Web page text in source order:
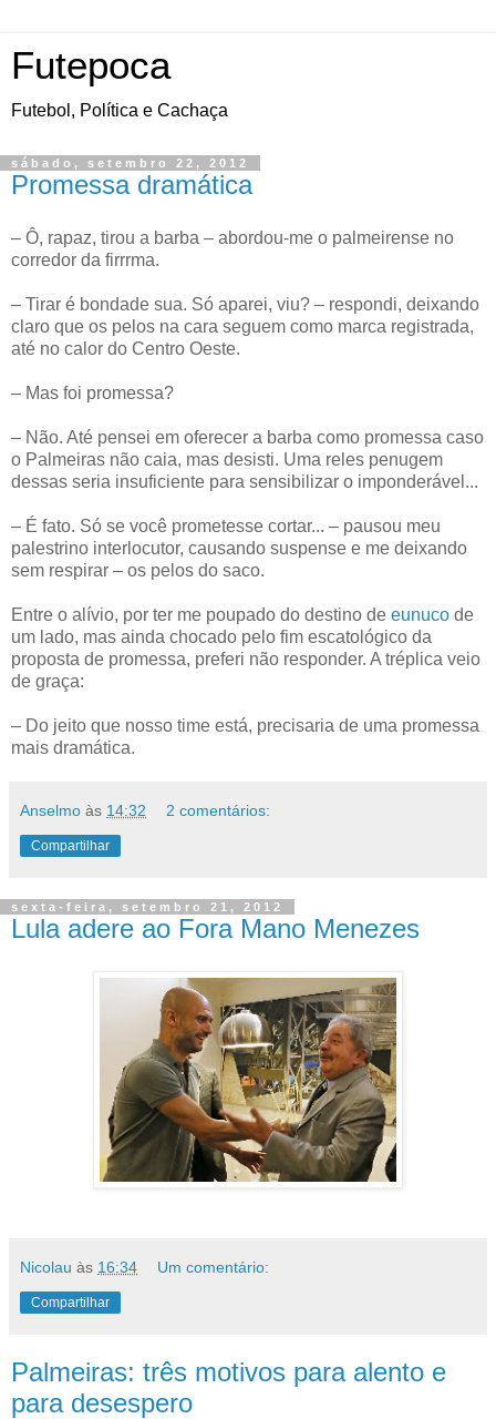
Futepoca
Futebol, Política e Cachaça
sábado, setembro 22, 2012
Promessa dramática
– Ô, rapaz, tirou a barba – abordou-me o palmeirense no
corredor da firrrma.
– Tirar é bondade sua. Só aparei, viu? – respondi, deixando
claro que os pelos na cara seguem como marca registrada,
até no calor do Centro Oeste.
– Mas foi promessa?
– Não. Até pensei em oferecer a barba como promessa caso
o Palmeiras não caia, mas desisti. Uma reles penugem
dessas seria insuficiente para sensibilizar o imponderável...
– É fato. Só se você prometesse cortar... – pausou meu
palestrino interlocutor, causando suspense e me deixando
sem respirar – os pelos do saco.
Entre o alívio, por ter me poupado do destino de eunuco de
um lado, mas ainda chocado pelo fim escatológico da
proposta de promessa, preferi não responder. A tréplica veio
de graça:
– Do jeito que nosso time está, precisaria de uma promessa
mais dramática.
Anselmo às 14:32 2 comentários:
Compartilhar
sexta-feira, setembro 21, 2012
Lula adere ao Fora Mano Menezes
Nicolau às 16:34 Um comentário:
Compartilhar
Palmeiras: três motivos para alento e
para desespero